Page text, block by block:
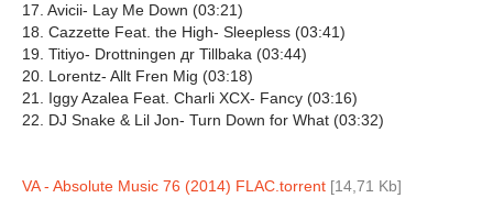
17. Avicii- Lay Me Down (03:21)
18. Cazzette Feat. the High- Sleepless (03:41)
19. Titiyo- Drottningen дr Tillbaka (03:44)
20. Lorentz- Allt Frеn Mig (03:18)
21. Iggy Azalea Feat. Charli XCX- Fancy (03:16)
22. DJ Snake & Lil Jon- Turn Down for What (03:32)
VA - Absolute Music 76 (2014) FLAC.torrent [14,71 Kb]